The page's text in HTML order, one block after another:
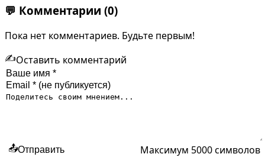
💬 Комментарии (0)
Пока нет комментариев. Будьте первым!
✍️Оставить комментарий
📤Отправить Максимум 5000 символов